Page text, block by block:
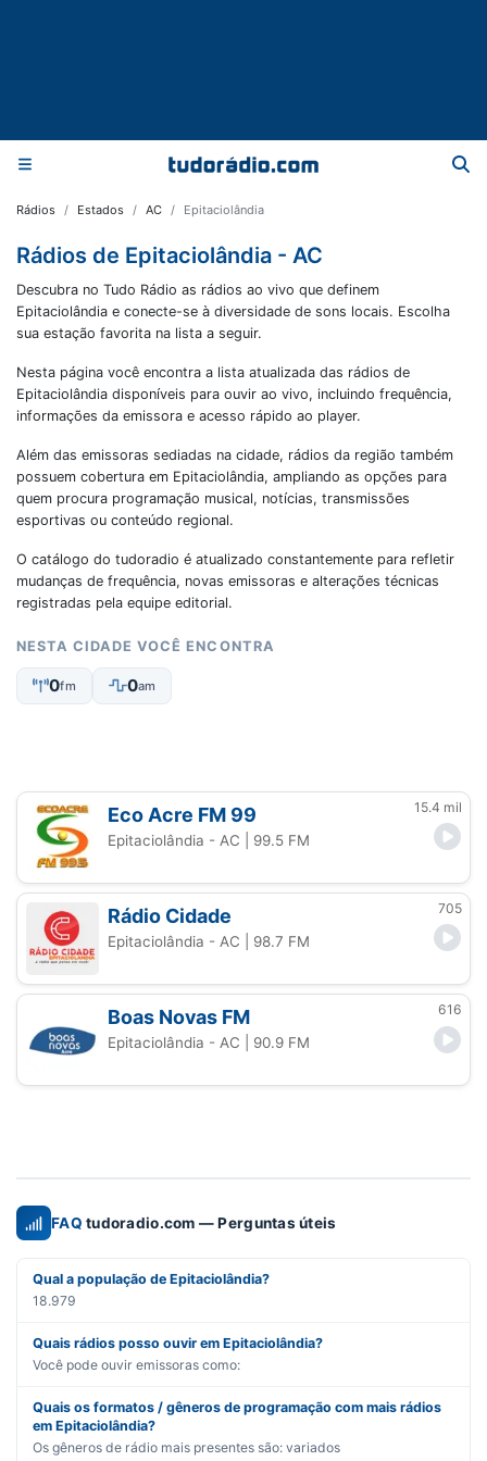
Rádios Estados AC Epitaciolândia
Rádios de Epitaciolândia - AC
Descubra no Tudo Rádio as rádios ao vivo que definem
Epitaciolândia e conecte-se à diversidade de sons locais. Escolha
sua estação favorita na lista a seguir.
Nesta página você encontra a lista atualizada das rádios de
Epitaciolândia disponíveis para ouvir ao vivo, incluindo frequência,
informações da emissora e acesso rápido ao player.
Além das emissoras sediadas na cidade, rádios da região também
possuem cobertura em Epitaciolândia, ampliando as opções para
quem procura programação musical, notícias, transmissões
esportivas ou conteúdo regional.
O catálogo do tudoradio é atualizado constantemente para refletir
mudanças de frequência, novas emissoras e alterações técnicas
registradas pela equipe editorial.
NESTA CIDADE VOCÊ ENCONTRA
0fm 0am
Eco Acre FM 99 15.4 mil
Epitaciolândia - AC | 99.5 FM
Rádio Cidade 705
Epitaciolândia - AC | 98.7 FM
Boas Novas FM 616
Epitaciolândia - AC | 90.9 FM
FAQ tudoradio.com — Perguntas úteis
Qual a população de Epitaciolândia?
18.979
Quais rádios posso ouvir em Epitaciolândia?
Você pode ouvir emissoras como:
Quais os formatos / gêneros de programação com mais rádios
em Epitaciolândia?
Os gêneros de rádio mais presentes são: variados